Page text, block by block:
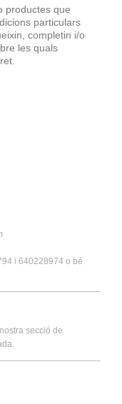
productes que
particulars
completin i/o
les quals
i 640228974 o bé
secció de